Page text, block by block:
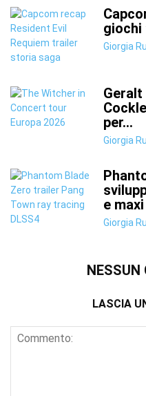
giochi
Giorgia
Geralt
per...
Giorgia
e
Giorgia
NESSUN
LASCIA